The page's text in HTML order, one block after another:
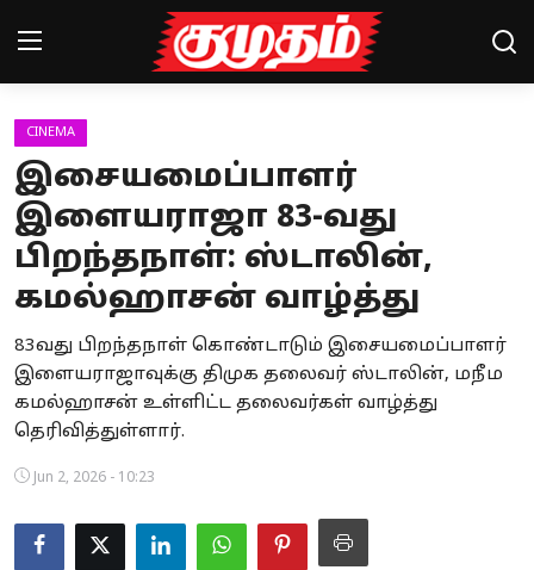
Home
Magazines
Games
Cinema
Videos
Health
Sports
Special Story
CINEMA
இசையமைப்பாளர்
இளையராஜா 83-வது
பிறந்தநாள்: ஸ்டாலின்,
கமல்ஹாசன் வாழ்த்து
83வது பிறந்தநாள் கொண்டாடும் இசையமைப்பாளர்
இளையராஜாவுக்கு திமுக தலைவர் ஸ்டாலின், மநீம
கமல்ஹாசன் உள்ளிட்ட தலைவர்கள் வாழ்த்து
தெரிவித்துள்ளார்.
Jun 2, 2026 - 10:23